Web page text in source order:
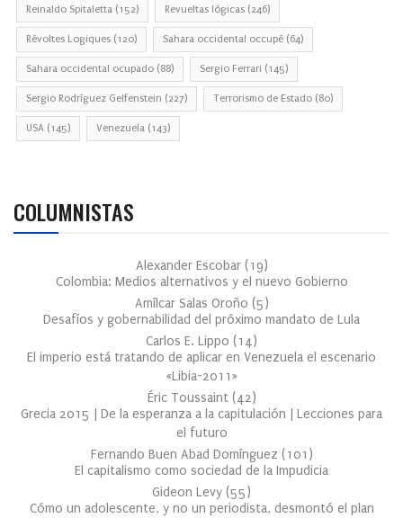
Reinaldo Spitaletta (152) Revueltas lógicas (246)
Révoltes Logiques (120) Sahara occidental occupé (64)
Sahara occidental ocupado (88) Sergio Ferrari (145)
Sergio Rodríguez Gelfenstein (227) Terrorismo de Estado (80)
USA (145) Venezuela (143)
COLUMNISTAS
Alexander Escobar (19)
Colombia: Medios alternativos y el nuevo Gobierno
Amílcar Salas Oroño (5)
Desafíos y gobernabilidad del próximo mandato de Lula
Carlos E. Lippo (14)
El imperio está tratando de aplicar en Venezuela el escenario
«Libia-2011»
Éric Toussaint (42)
Grecia 2015 | De la esperanza a la capitulación | Lecciones para
el futuro
Fernando Buen Abad Domínguez (101 )
El capitalismo como sociedad de la Impudicia
Gideon Levy (55)
Cómo un adolescente, y no un periodista, desmontó el plan